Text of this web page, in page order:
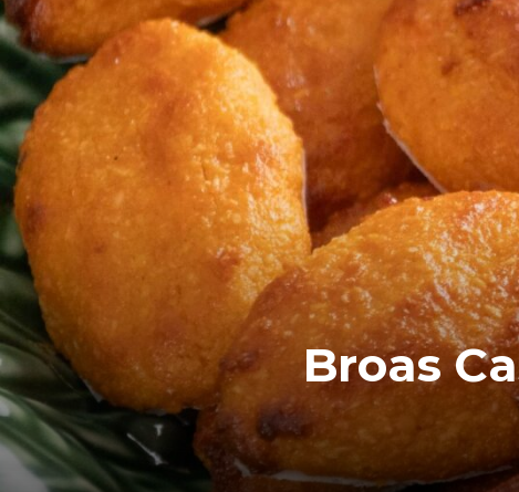
Broas